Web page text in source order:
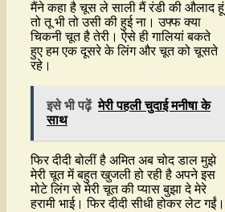
मैंने कहा है चूस ले साली मैं रंडी की औलाद हूं
तो तू भी तो उसी की हुई ना। उफ्फ क्या
चिकनी चूत है तेरी। ऐसे ही गालियां बकते
हुए हम एक दूसरे के लिंग और चूत को चूसते
रहे।
इसे भी पढ़ें मेरी पहली चुदाई मनीषा के
साथ
फिर दीदी बोलीं है अमित अब चोद डाल मुझे
मेरी चूत में बहुत खुजली हो रही है अपने इस
मोटे लिंग से मेरी चूत की प्यास बुझा दे मेरे
हरामी भाई। फिर दीदी सीधी होकर लेट गईं।